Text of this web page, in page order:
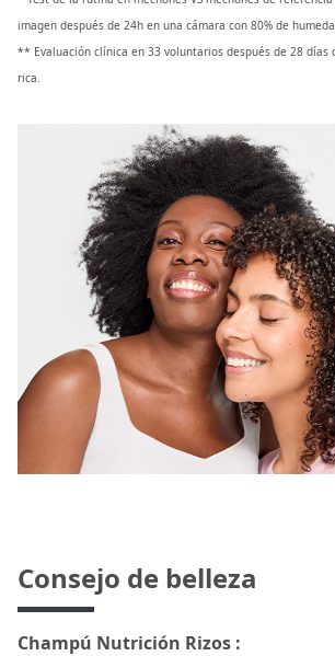
imagen después de 24h en una cámara con 80% de
** Evaluación clínica en 33 voluntarios después de 28 días
rica.
Consejo de belleza
Champú Nutrición Rizos :